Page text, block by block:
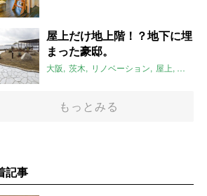
屋上だけ地上階！？地下に埋
まった豪邸。
大阪 茨木 リノベーション 屋上 屋上庭園
もっとみる
記事